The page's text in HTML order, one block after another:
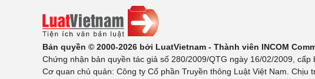
Bản quyền © 2000-2026 bởi LuatVietnam - Thành viên INCOM
Chứng nhận bản quyền tác giả số 280/2009/QTG ngày 16/02/2009, cấp
Cơ quan chủ quản: Công ty Cổ phần Truyền thông Luật Việt Nam. Chịu